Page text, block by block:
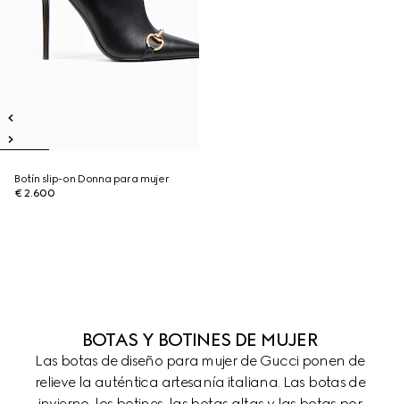
Botín slip-on Donna para mujer
€ 2.600
BOTAS Y BOTINES DE MUJER
Las botas de diseño para mujer de Gucci ponen de
relieve la auténtica artesanía italiana. Las botas de